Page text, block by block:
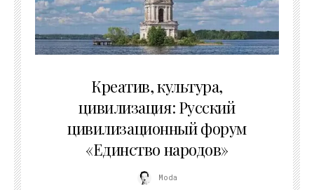
Креатив, культура,
цивилизация: Русский
цивилизационный форум
«Единство народов»
Moda